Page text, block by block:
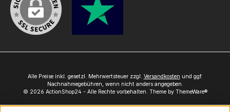
Alle Preise inkl. gesetzl. Mehrwertsteuer zzgl. Versandkosten und ggf.
Nachnahmegebühren, wenn nicht anders angegeben.
© 2026 ActionShop24 - Alle Rechte vorbehalten. Theme by ThemeWare®